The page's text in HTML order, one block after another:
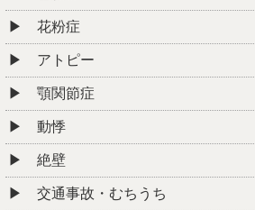
スタッフ紹介
よくある質問
ご予約・お問合せ
ブログ
お悩み別コース紹介
慢性腰痛